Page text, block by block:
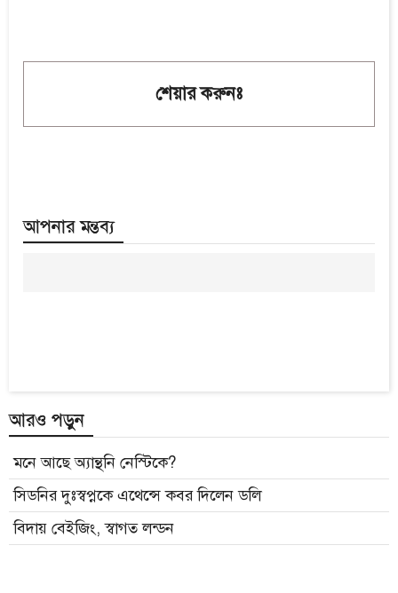
শেয়ার করুনঃ
আপনার মন্তব্য
আরও পড়ুন
মনে আছে অ্যান্থনি নেস্টিকে?
সিডনির দুঃস্বপ্নকে এথেন্সে কবর দিলেন ডলি
বিদায় বেইজিং, স্বাগত লন্ডন